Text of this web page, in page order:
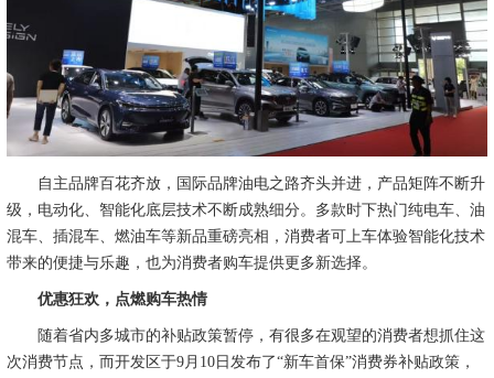
自主品牌百花齐放，国际品牌油电之路齐头并进，产品矩阵不断升
级，电动化、智能化底层技术不断成熟细分。多款时下热门纯电车、油
混车、插混车、燃油车等新品重磅亮相，消费者可上车体验智能化技术
带来的便捷与乐趣，也为消费者购车提供更多新选择。
优惠狂欢，点燃购车热情
随着省内多城市的补贴政策暂停，有很多在观望的消费者想抓住这
次消费节点，而开发区于9月10日发布了“新车首保”消费券补贴政策，